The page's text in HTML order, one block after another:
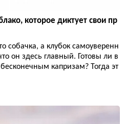
которое диктует свои пр
собачка, а клубок самоуверенн
он здесь главный. Готовы ли в
капризам? Тогда эт